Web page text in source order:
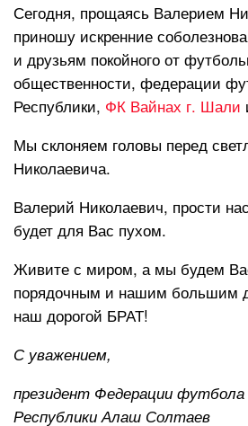
Сегодня, прощаясь Валерием
приношу искренние
и друзьям покойного от
общественности, федерации
Республики, ФК Вайнах г. Шали
Мы склоняем головы перед
Николаевича.
Валерий Николаевич, прости
будет для Вас пухом.
Живите с миром, а мы будем
порядочным и нашим большим
наш дорогой БРАТ!
С уважением,
президент Федерации футбола
Республики Алаш Солтаев